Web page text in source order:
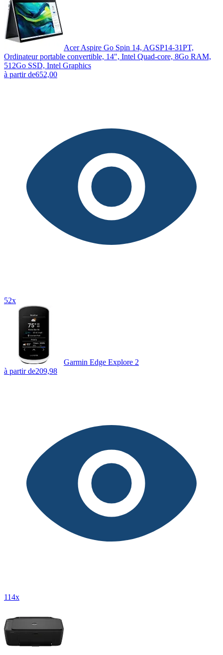
Acer Aspire Go Spin 14, AGSP14-31PT,
Ordinateur portable convertible, 14", Intel Quad-core, 8Go RAM,
512Go SSD, Intel Graphics
à partir de652,00
52x
Garmin Edge Explore 2
à partir de209,98
114x